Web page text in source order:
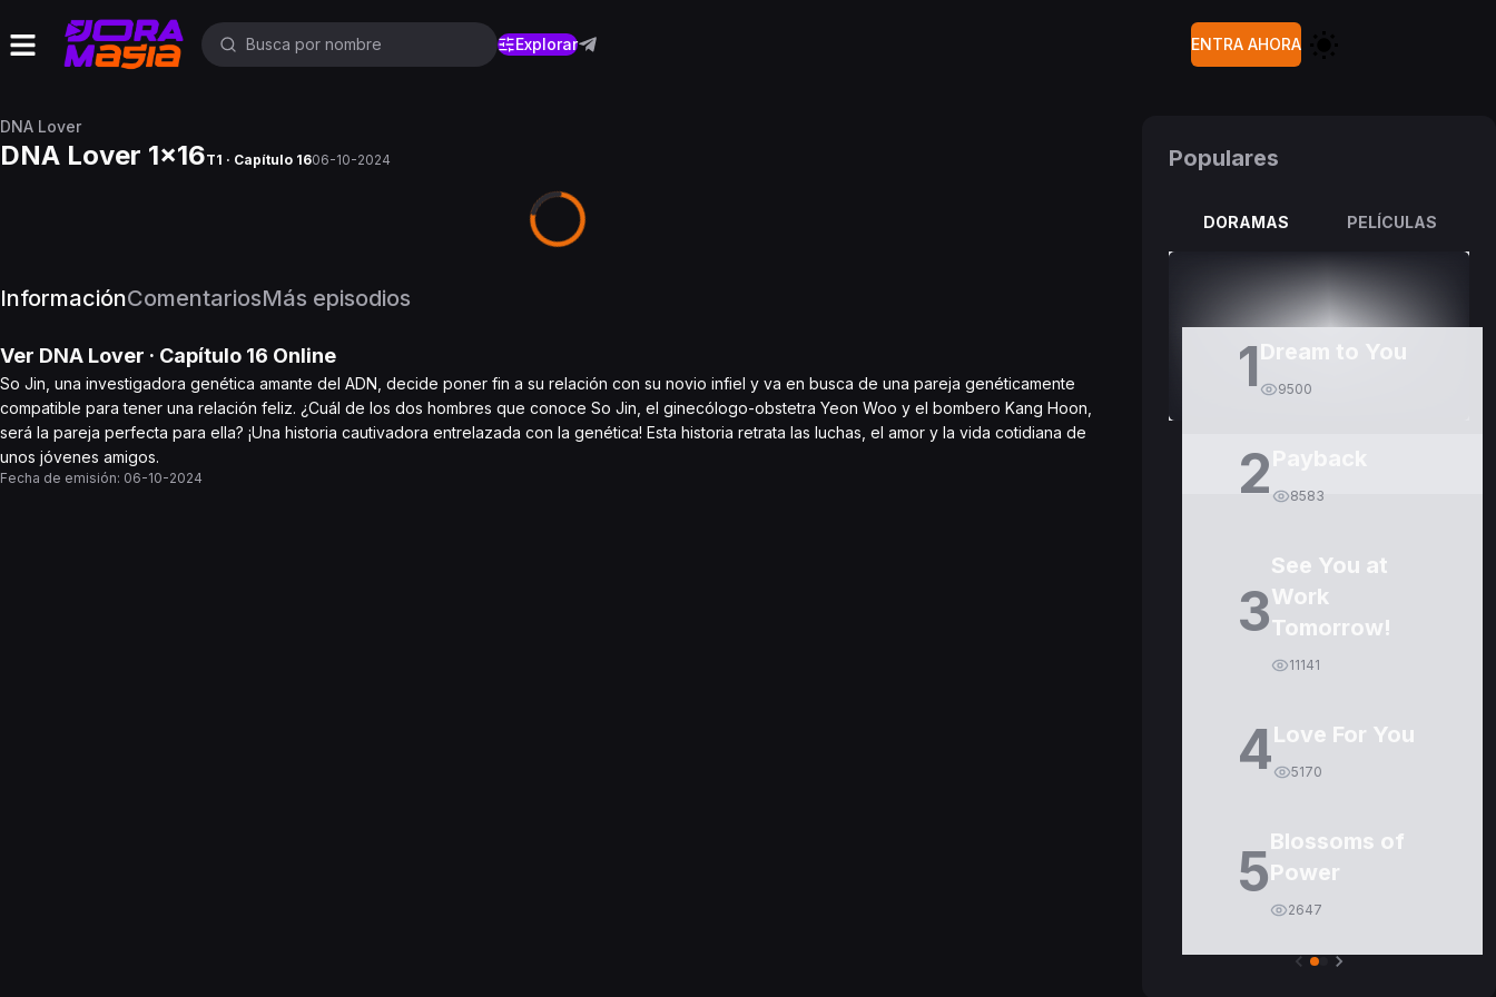
Explorar ENTRA AHORA
DNA Lover
DNA Lover 1x16T1 · Capítulo 1606-10-2024
InformaciónComentariosMás episodios
Ver DNA Lover · Capítulo 16 Online
So Jin, una investigadora genética amante del ADN, decide poner fin a su relación con su novio infiel y va en busca de una pareja genéticamente
compatible para tener una relación feliz. ¿Cuál de los dos hombres que conoce So Jin, el ginecólogo-obstetra Yeon Woo y el bombero Kang Hoon,
será la pareja perfecta para ella? ¡Una historia cautivadora entrelazada con la genética! Esta historia retrata las luchas, el amor y la vida cotidiana de
unos jóvenes amigos.
Fecha de emisión: 06-10-2024
Populares
DORAMAS PELÍCULAS
1Dream to You
9500
2 8583
3
See You at
Work
Tomorrow!
11141
4Love For You
5170
5Blossoms of
Power
2647